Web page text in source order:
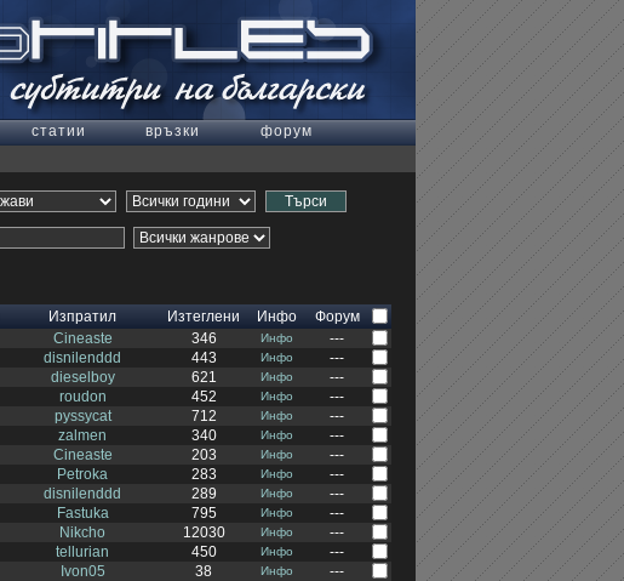
статии връзки
форум
Изпратил Изтеглени Инфо
Форум
Cineaste 346 Инфо
---
disnilenddd 443 Инфо
---
dieselboy 621 Инфо
---
roudon 452 Инфо
---
pyssycat 712 Инфо
---
zalmen 340 Инфо
---
Cineaste 203 Инфо
---
Petroka 283 Инфо
---
disnilenddd 289 Инфо
---
Fastuka 795 Инфо
---
Nikcho 12030 Инфо
---
tellurian 450 Инфо
---
Ivon05 38 Инфо ---